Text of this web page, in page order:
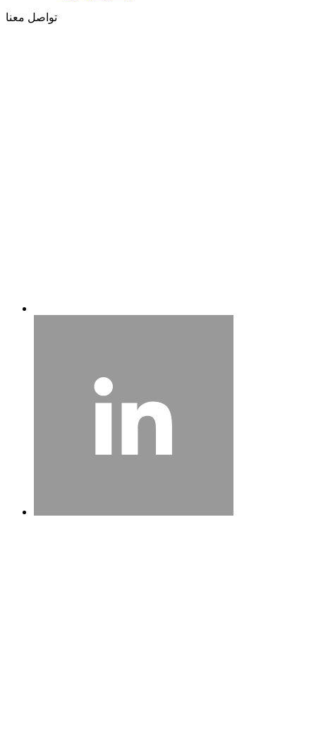
تواصل معنا